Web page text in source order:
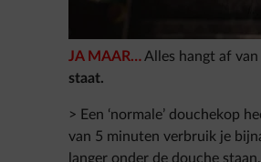
JA MAAR…Alles hangt af
staat.
> Een ‘normale’ douchekop
van 5 minuten verbruik je
langer onder de douche